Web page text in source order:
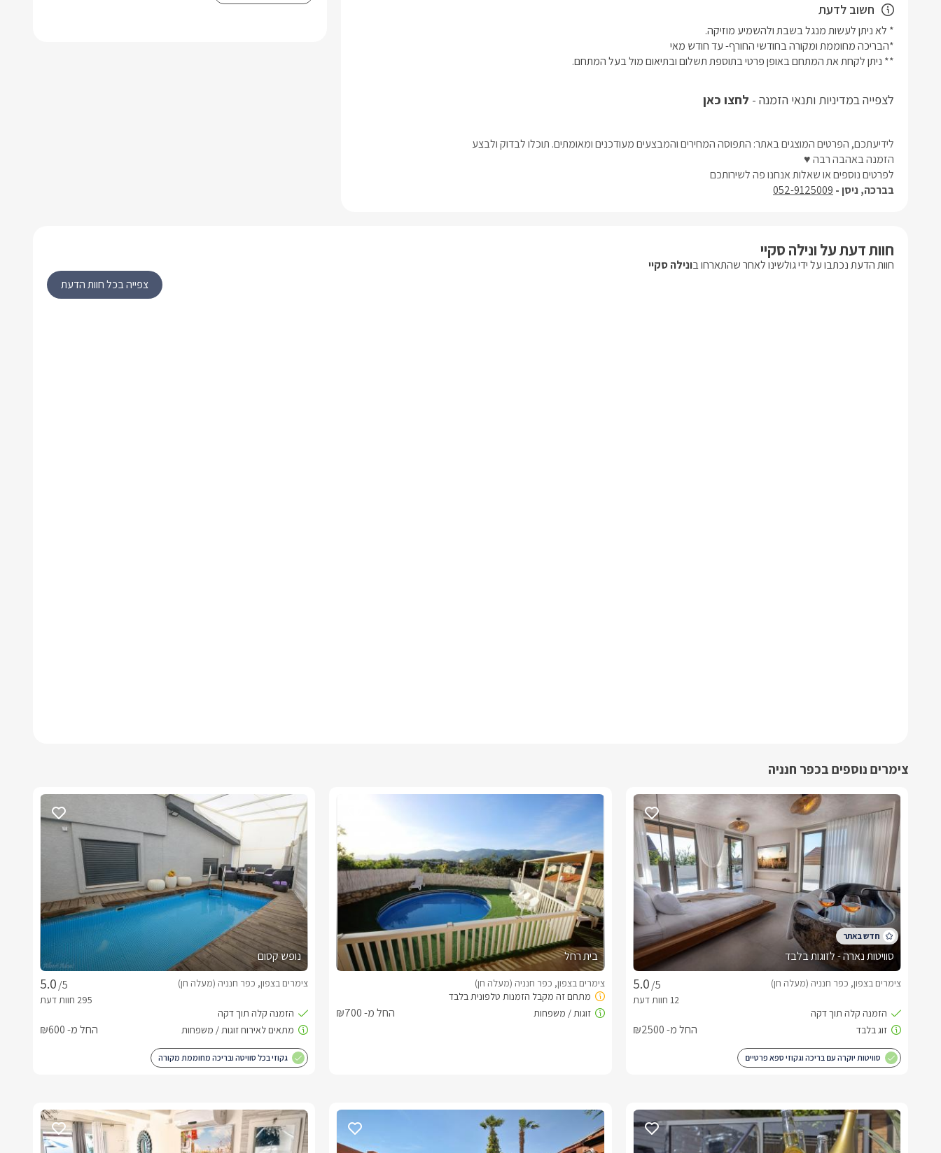
חשוב לדעת
לצפייה במדיניות ותנאי הזמנה - לחצו כאן
לידיעתכם, הפרטים המוצגים באתר: התפוסה המחירים והמבצעים מעודכנים ומאומתים. תוכלו לבדוק ולבצע
הזמנה באהבה רבה ♥
לפרטים נוספים או שאלות אנחנו פה לשירותכם
בברכה, ניסן - 052-9125009
חוות דעת על ונילה סקיי
חוות הדעת נכתבו על ידי גולשינו לאחר שהתארחו בונילה סקיי
צפייה בכל חוות הדעת
צימרים נוספים בכפר חנניה
סוויטות נארה - לזוגות בלבד
/5
צימרים בצפון, כפר חנניה (מעלה חן)
החל מ- ₪2500
סוויטות יוקרה עם בריכה וגקוזי ספא פרטיים
בית רחל
צימרים בצפון, כפר חנניה (מעלה חן)
החל מ- ₪700
נופש קסום
/5
צימרים בצפון, כפר חנניה (מעלה חן)
החל מ- ₪600
גקוזי בכל סוויטה ובריכה מחוממת מקורה